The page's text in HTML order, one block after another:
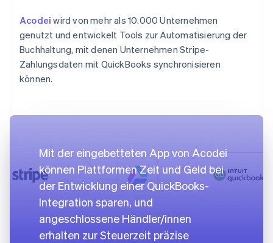
Acodei wird von mehr als 10.000 Unternehmen
genutzt und entwickelt Tools zur Automatisierung der
Buchhaltung, mit denen Unternehmen Stripe-
Zahlungsdaten mit QuickBooks synchronisieren
können.
Mit der eingebetteten App von Acodei
können Plattformen Zeit und Geld bei
der Entwicklung einer QuickBooks-
Integration sparen, und
angeschlossene Händler/innen
erhalten zur Steuerzeit präzise